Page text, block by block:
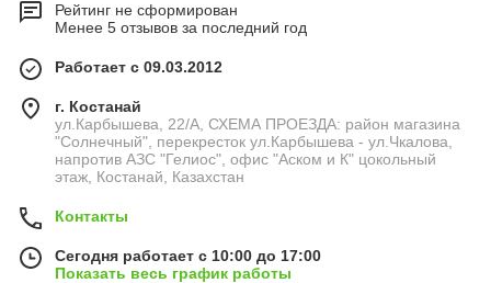
Рейтинг не сформирован
Менее 5 отзывов за последний год
Работает с 09.03.2012
г. Костанай
ул.Карбышева, 22/А, СХЕМА ПРОЕЗДА: район магазина
"Солнечный", перекресток ул.Карбышева - ул.Чкалова,
напротив АЗС "Гелиос", офис "Аском и К" цокольный
этаж, Костанай, Казахстан
Контакты
Сегодня работает с 10:00 до 17:00
Показать весь график работы